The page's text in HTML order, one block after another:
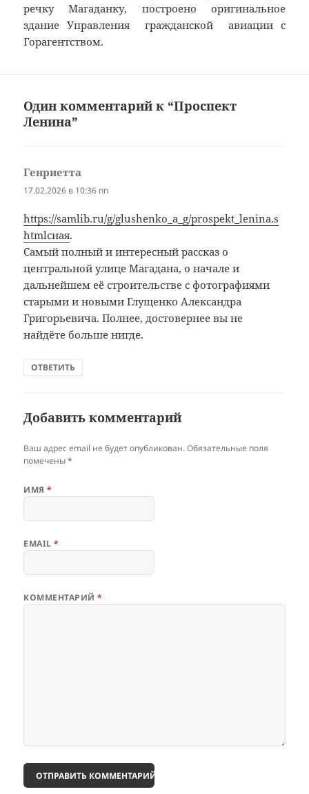
речку Магаданку, построено оригинальное
здание Управления гражданской авиации с
Горагентством.
Один комментарий к “Проспект
Ленина”
Генриетта
17.02.2026 в 10:36 пп
https://samlib.ru/g/glushenko_a_g/prospekt_lenina.s
htmlсная.
Самый полный и интересный рассказ о
центральной улице Магадана, о начале и
дальнейшем её строительстве с фотографиями
старыми и новыми Глущенко Александра
Григорьевича. Полнее, достовернее вы не
найдёте больше нигде.
ОТВЕТИТЬ
Добавить комментарий
Ваш адрес email не будет опубликован. Обязательные поля
помечены*
ИМЯ*
EMAIL*
КОММЕНТАРИЙ*